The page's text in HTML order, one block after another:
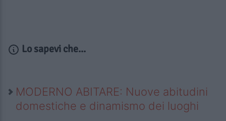
Lo sapevi che...
MODERNO ABITARE: Nuove abitudini
domestiche e dinamismo dei luoghi